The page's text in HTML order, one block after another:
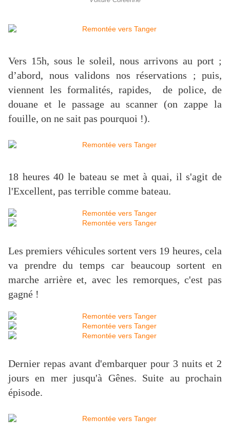
Vers 15h, sous le soleil, nous arrivons au port ;
d’abord, nous validons nos réservations ; puis,
viennent les formalités, rapides, de police, de
douane et le passage au scanner (on zappe la
fouille, on ne sait pas pourquoi !).
18 heures 40 le bateau se met à quai, il s'agit de
l'Excellent, pas terrible comme bateau.
Les premiers véhicules sortent vers 19 heures, cela
va prendre du temps car beaucoup sortent en
marche arrière et, avec les remorques, c'est pas
gagné !
Dernier repas avant d'embarquer pour 3 nuits et 2
jours en mer jusqu'à Gênes. Suite au prochain
épisode.